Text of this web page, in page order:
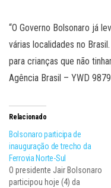
“O Governo Bolsonaro já
várias localidades no
para crianças que não
Agência Brasil – YWD
Relacionado
Bolsonaro participa de
inauguração de trecho da
Ferrovia Norte-Sul
O presidente Jair Bolsonaro
participou hoje (4) da